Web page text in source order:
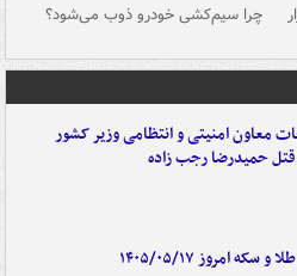
چرا سیم‌کشی خودرو ذوب می‌شود؟
معاون امنیتی و انتظامی وزیر کشور
قتل حمیدرضا رجب زاده
سکه امروز ۱۴۰۵/۰۵/۱۷